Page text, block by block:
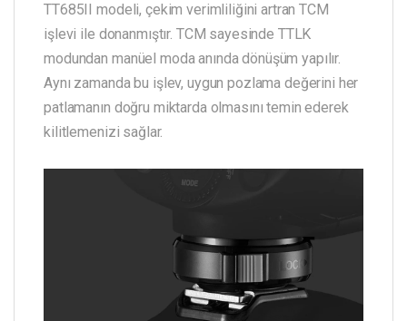
TT685II modeli, çekim verimliliğini artran TCM
işlevi ile donanmıştır. TCM sayesinde TTLK
modundan manüel moda anında dönüşüm yapılır.
Aynı zamanda bu işlev, uygun pozlama değerini her
patlamanın doğru miktarda olmasını temin ederek
kilitlemenizi sağlar.